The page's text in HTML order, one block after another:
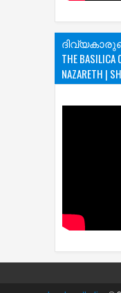
THE BASILICA
NAZARETH |